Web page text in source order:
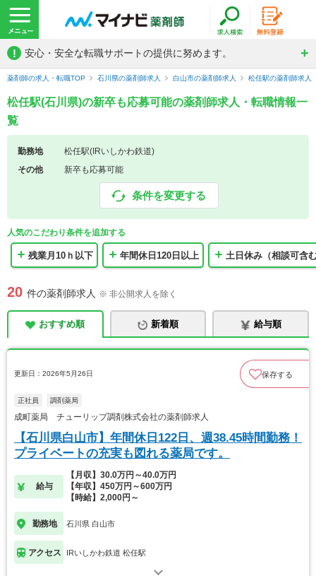
! 安心・安全な転職サポートの提供に努めます。
薬剤師の求人・転職TOP 石川県の薬剤師求人 白山市の薬剤師求人 松任駅の薬剤師求人
松任駅(石川県)の新卒も応募可能の薬剤師求人・転職情報一
覧
勤務地
松任駅(IRいしかわ鉄道)
その他
新卒も応募可能
条件を変更する
人気のこだわり条件を追加する
残業月10ｈ以下 年間休日120日以上 土日休み（相談可含
20 件の薬剤師求人 ※ 非公開求人を除く
おすすめ順 新着順 給与順
更新日：2026年5月26日 保存する
正社員 調剤薬局
成町薬局 チューリップ調剤株式会社の薬剤師求人
【石川県白山市】年間休日122日、週38.45時間勤務！
プライベートの充実も図れる薬局です。
給与
【月収】30.0万円～40.0万円
【年収】450万円～600万円
【時給】2,000円～
勤務地 石川県 白山市
アクセス IRいしかわ鉄道 松任駅